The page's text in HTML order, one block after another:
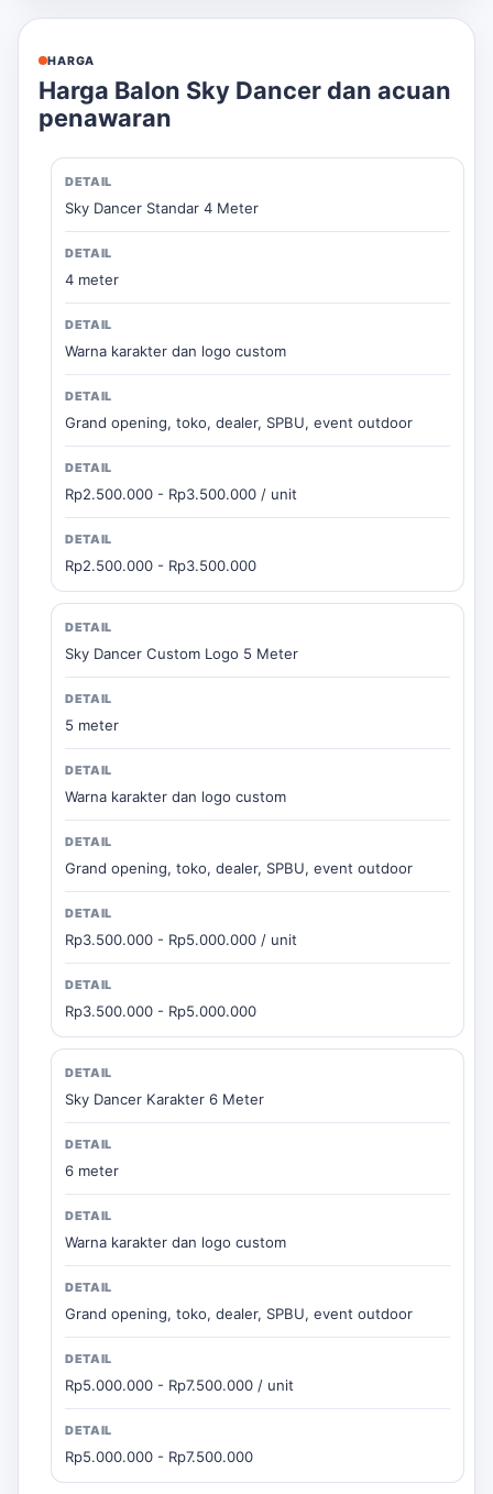
HARGA
Harga Balon Sky Dancer dan acuan
penawaran
Sky Dancer Standar 4 Meter
4 meter
Warna karakter dan logo custom
Grand opening, toko, dealer, SPBU, event outdoor
Rp2.500.000 - Rp3.500.000 / unit
Rp2.500.000 - Rp3.500.000
Sky Dancer Custom Logo 5 Meter
5 meter
Warna karakter dan logo custom
Grand opening, toko, dealer, SPBU, event outdoor
Rp3.500.000 - Rp5.000.000 / unit
Rp3.500.000 - Rp5.000.000
Sky Dancer Karakter 6 Meter
6 meter
Warna karakter dan logo custom
Grand opening, toko, dealer, SPBU, event outdoor
Rp5.000.000 - Rp7.500.000 / unit
Rp5.000.000 - Rp7.500.000